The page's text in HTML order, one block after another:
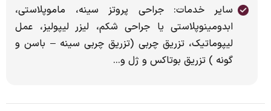
سایر خدمات: جراحی پروتز سینه، ماموپلاستی،
ابدومینوپلاستی یا جراحی شکم، لیزر لیپولیز، عمل
لیپوماتیک، تزریق چربی (تزریق چربی سینه – باسن و
گونه ) تزریق بوتاکس و ژل و…